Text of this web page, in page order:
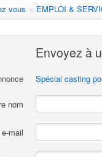
vous » EMPLOI &
Envoyez à
Spécial casting
nom
mail